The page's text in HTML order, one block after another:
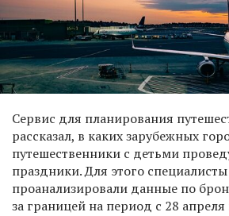
Сервис для планирования
рассказал, в каких зарубежных
путешественники с детьми
праздники. Для этого специалисты
проанализировали данные по
за границей на период с 28